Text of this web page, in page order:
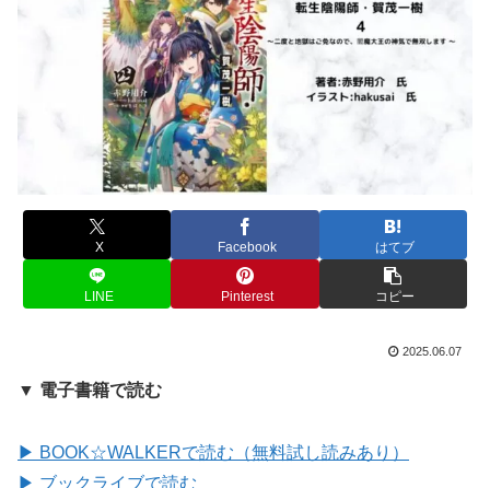
X Facebook はてブ
LINE Pinterest コピー
2025.06.07
▼ 電子書籍で読む
▶ BOOK☆WALKERで読む（無料試し読みあり）
▶ ブックライブで読む